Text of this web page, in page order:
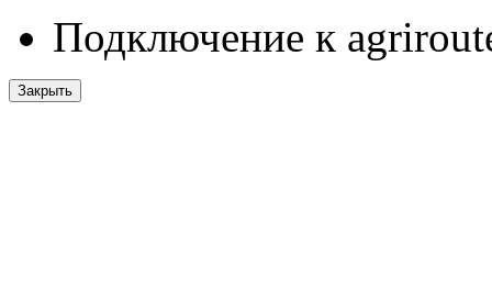
Подключение к
Закрыть